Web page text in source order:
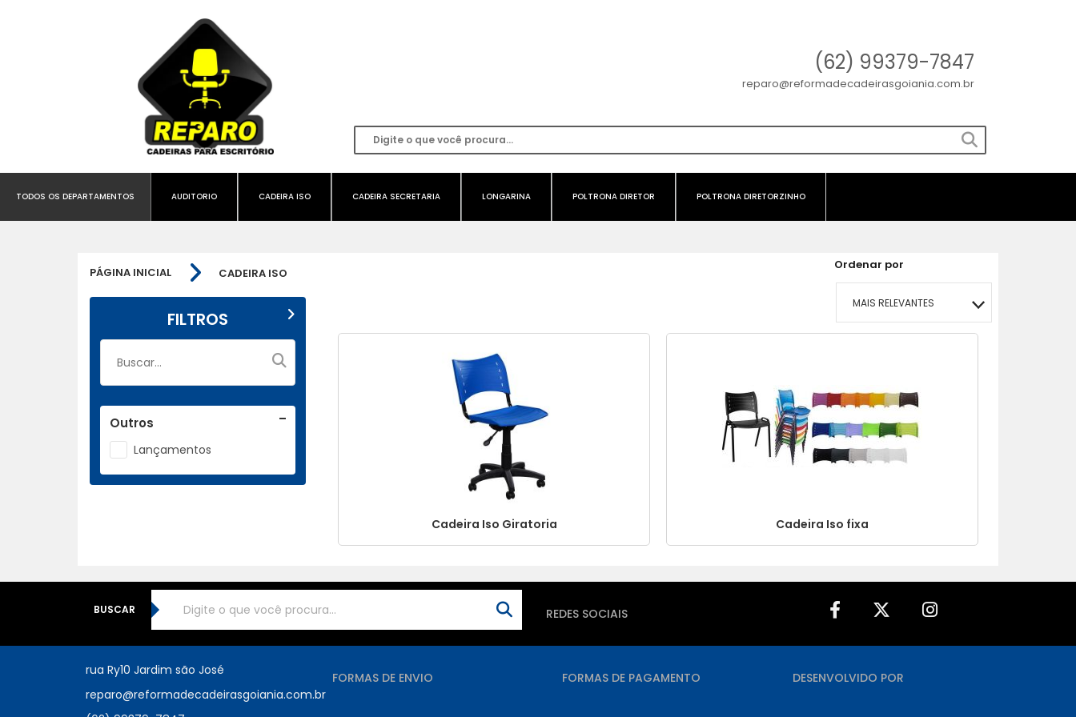
(62) 99379-7847
reparo@reformadecadeirasgoiania.com.br
TODOS OS DEPARTAMENTOS AUDITORIO CADEIRA ISO CADEIRA SECRETARIA LONGARINA POLTRONA DIRETOR POLTRONA DIRETORZINHO
PÁGINA INICIAL CADEIRA ISO
Ordenar por
MAIS RELEVANTES
FILTROS
Outros
Lançamentos
Cadeira Iso Giratoria Cadeira Iso fixa
BUSCAR REDES SOCIAIS
rua Ry10 Jardim são José
reparo@reformadecadeirasgoiania.com.br
FORMAS DE ENVIO FORMAS DE PAGAMENTO DESENVOLVIDO POR